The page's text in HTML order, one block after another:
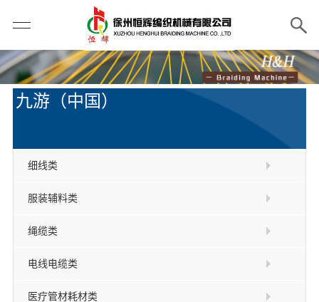
九游（中国）
细线类
服装辅料类
绳缆类
电线电缆类
医疗管材耗材类